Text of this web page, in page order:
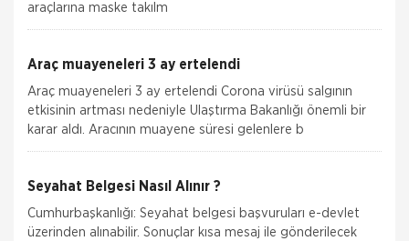
araçlarına maske takılm
Araç muayeneleri 3 ay ertelendi
Araç muayeneleri 3 ay ertelendi Corona virüsü salgının
etkisinin artması nedeniyle Ulaştırma Bakanlığı önemli bir
karar aldı. Aracının muayene süresi gelenlere b
Seyahat Belgesi Nasıl Alınır ?
Cumhurbaşkanlığı: Seyahat belgesi başvuruları e-devlet
üzerinden alınabilir. Sonuçlar kısa mesaj ile gönderilecek